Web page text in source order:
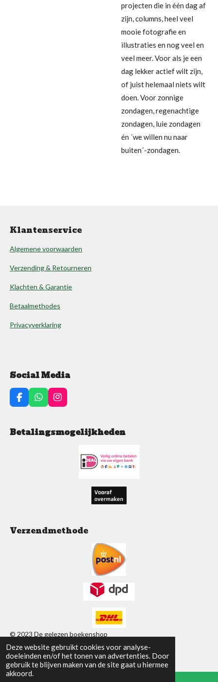
Deze website gebruikt cookies voor analyse-
doeleinden en/of het tonen van advertenties. Door
gebruik te blijven maken van de site gaat u hiermee
akkoord.
projecten die in één dag af
zijn, columns, heel veel
mooie fotografie en
illustraties en nog veel en
veel meer. Voor als je een
dag lekker actief wilt zijn,
of juist helemaal niets wilt
doen. Voor zonnige
zondagen, regenachtige
zondagen, luie zondagen
én ´we willen nu naar
buiten´-zondagen.
Klantenservice
Algemene voorwaarden
Verzending & Retourneren
Klachten & Garantie
Betaalmethodes
Privacyverklaring
Social Media
F
a
e
b
W
h
t
s
I
n
a
Betalingsmogelijkheden
Verzendmethode
© 2023 De gelezen boekenshop
Powered byJouwWeb